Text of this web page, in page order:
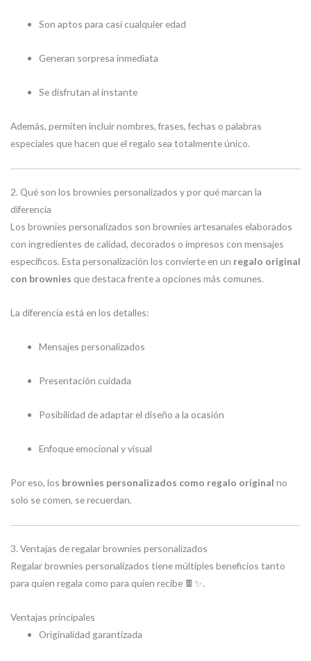
Son aptos para casi cualquier edad
Generan sorpresa inmediata
Se disfrutan al instante
Además, permiten incluir nombres, frases, fechas o palabras
especiales que hacen que el regalo sea totalmente único.
2. Qué son los brownies personalizados y por qué marcan la
diferencia
Los brownies personalizados son brownies artesanales elaborados
con ingredientes de calidad, decorados o impresos con mensajes
específicos. Esta personalización los convierte en un regalo original
con brownies que destaca frente a opciones más comunes.
La diferencia está en los detalles:
Mensajes personalizados
Presentación cuidada
Posibilidad de adaptar el diseño a la ocasión
Enfoque emocional y visual
Por eso, los brownies personalizados como regalo original no
solo se comen, se recuerdan.
3. Ventajas de regalar brownies personalizados
Regalar brownies personalizados tiene múltiples beneficios tanto
para quien regala como para quien recibe 🍫✨.
Ventajas principales
Originalidad garantizada